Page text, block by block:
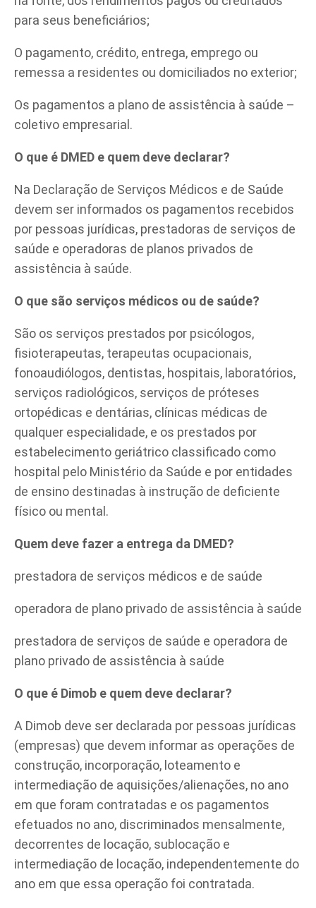
para seus beneficiários;
O pagamento, crédito, entrega, emprego ou
remessa a residentes ou domiciliados no exterior;
Os pagamentos a plano de assistência à saúde –
coletivo empresarial.
O que é DMED e quem deve declarar?
Na Declaração de Serviços Médicos e de Saúde
devem ser informados os pagamentos recebidos
por pessoas jurídicas, prestadoras de serviços de
saúde e operadoras de planos privados de
assistência à saúde.
O que são serviços médicos ou de saúde?
São os serviços prestados por psicólogos,
fisioterapeutas, terapeutas ocupacionais,
fonoaudiólogos, dentistas, hospitais, laboratórios,
serviços radiológicos, serviços de próteses
ortopédicas e dentárias, clínicas médicas de
qualquer especialidade, e os prestados por
estabelecimento geriátrico classificado como
hospital pelo Ministério da Saúde e por entidades
de ensino destinadas à instrução de deficiente
físico ou mental.
Quem deve fazer a entrega da DMED?
prestadora de serviços médicos e de saúde
operadora de plano privado de assistência à saúde
prestadora de serviços de saúde e operadora de
plano privado de assistência à saúde
O que é Dimob e quem deve declarar?
A Dimob deve ser declarada por pessoas jurídicas
(empresas) que devem informar as operações de
construção, incorporação, loteamento e
intermediação de aquisições/alienações, no ano
em que foram contratadas e os pagamentos
efetuados no ano, discriminados mensalmente,
decorrentes de locação, sublocação e
intermediação de locação, independentemente do
ano em que essa operação foi contratada.